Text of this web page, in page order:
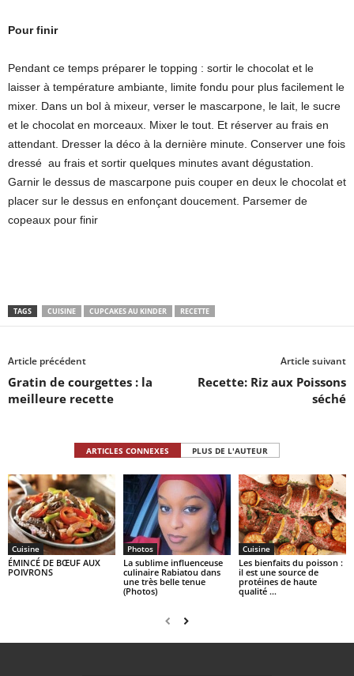
Pour finir
Pendant ce temps préparer le topping : sortir le chocolat et le
laisser à température ambiante, limite fondu pour plus facilement le
mixer. Dans un bol à mixeur, verser le mascarpone, le lait, le sucre
et le chocolat en morceaux. Mixer le tout. Et réserver au frais en
attendant. Dresser la déco à la dernière minute. Conserver une fois
dressé au frais et sortir quelques minutes avant dégustation.
Garnir le dessus de mascarpone puis couper en deux le chocolat et
placer sur le dessus en enfonçant doucement. Parsemer de
copeaux pour finir
TAGS CUISINE CUPCAKES AU KINDER RECETTE
Article précédent
Gratin de courgettes : la
meilleure recette
Article suivant
Recette: Riz aux Poissons
séché
ARTICLES CONNEXES PLUS DE L'AUTEUR
Cuisine
ÉMINCÉ DE BŒUF AUX
POIVRONS
Photos
La sublime influenceuse
culinaire Rabiatou dans
une très belle tenue
(Photos)
Cuisine
Les bienfaits du poisson :
il est une source de
protéines de haute
qualité …